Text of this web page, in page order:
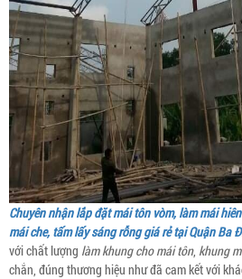
Chuyên nhận lắp đặt mái tôn vòm, làm mái
mái che, tấm lấy sáng rỗng giá rẻ tại Quận Ba
với chất lượng làm khung cho mái tôn, khung
chắn, đúng thương hiệu như đã cam kết với